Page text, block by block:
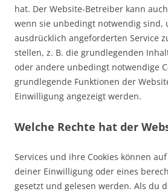
hat. Der Website-Betreiber kann
wenn sie unbedingt notwendig sind,
ausdrücklich angeforderten Service
stellen, z. B. die grundlegenden
oder andere unbedingt notwendige
grundlegende Funktionen der
Einwilligung angezeigt werden.
Welche Rechte hat der
Services und ihre Cookies können
deiner Einwilligung oder eines
gesetzt und gelesen werden. Als du